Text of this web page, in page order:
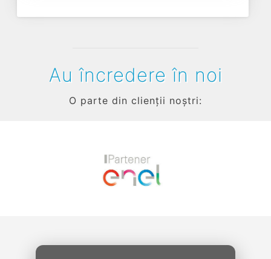
Au încredere în noi
O parte din clienții noștri: